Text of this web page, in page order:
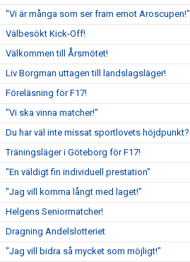
"Vi är många som ser fram emot Aroscupen!"
Välbesökt Kick-Off!
Välkommen till Årsmötet!
Liv Borgman uttagen till landslagsläger!
Föreläsning för F17!
"Vi ska vinna matcher!"
Du har väl inte missat sportlovets höjdpunkt?
Träningsläger i Göteborg för F17!
"En väldigt fin individuell prestation"
"Jag vill komma långt med laget!"
Helgens Seniormatcher!
Dragning Andelslotteriet
"Jag vill bidra så mycket som möjligt!"